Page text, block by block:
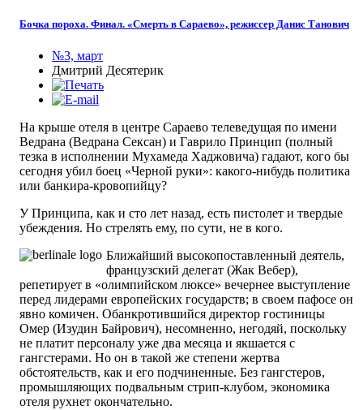
Бочка пороха. Финал. «Смерть в Сараево», режиссер Данис Танович
№3, март
Дмитрий Десятерик
На крыше отеля в центре Сараево телеведущая по имени
Ведрана (Ведрана Сексан) и Гаврило Принцип (полный
тезка в исполнении Мухамеда Хаджовича) гадают, кого бы
сегодня убил боец «Черной руки»: какого-нибудь политика
или банкира-кровопийцу?
У Принципа, как и сто лет назад, есть пистолет и твердые
убеждения. Но стрелять ему, по сути, не в кого.
Ближайший высокопоставленный деятель,
французский делегат (Жак Вебер),
репетирует в «олимпийском люксе» вечернее выступление
перед лидерами европейских государств; в своем пафосе он
явно комичен. Обанкротившийся директор гостиницы
Омер (Изудин Байрович), несомненно, негодяй, поскольку
не платит персоналу уже два месяца и якшается с
гангстерами. Но он в такой же степени жертва
обстоятельств, как и его подчиненные. Без гангстеров,
промышляющих подвальным стрип-клубом, экономика
отеля рухнет окончательно.